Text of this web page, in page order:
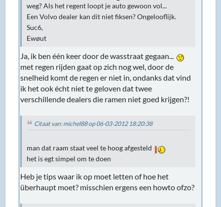
weg? Als het regent loopt je auto gewoon vol...
Een Volvo dealer kan dit niet fiksen? Ongelooflijk.
Suc6,
Ewøut
Ja, ik ben één keer door de wasstraat gegaan...
met regen rijden gaat op zich nog wel, door de
snelheid komt de regen er niet in, ondanks dat vind
ik het ook écht niet te geloven dat twee
verschillende dealers die ramen niet goed krijgen?!
Citaat van: michel88 op 06-03-2012 18:20:38
man dat raam staat veel te hoog afgesteld
het is egt simpel om te doen
Heb je tips waar ik op moet letten of hoe het
überhaupt moet? misschien ergens een howto ofzo?